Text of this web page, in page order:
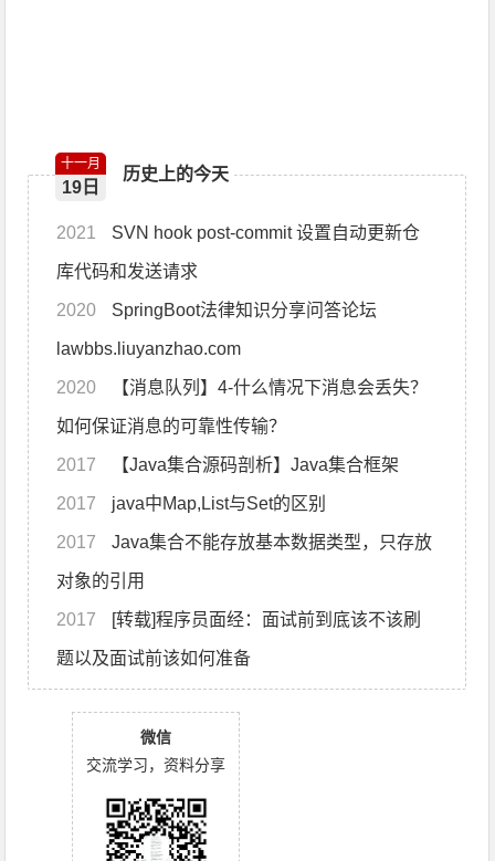
历史上的今天
十一月
19日
2021
库代码和发送请求
2020
lawbbs.liuyanzhao.com
2020
如何保证消息的可靠性传输？
2017 【Java集合源码剖析】Java集合框架
2017 java中Map,List与Set的区别
2017 Java集合不能存放基本数据类型，只存放
对象的引用
2017
题以及面试前该如何准备
微信
交流学习，资料分享